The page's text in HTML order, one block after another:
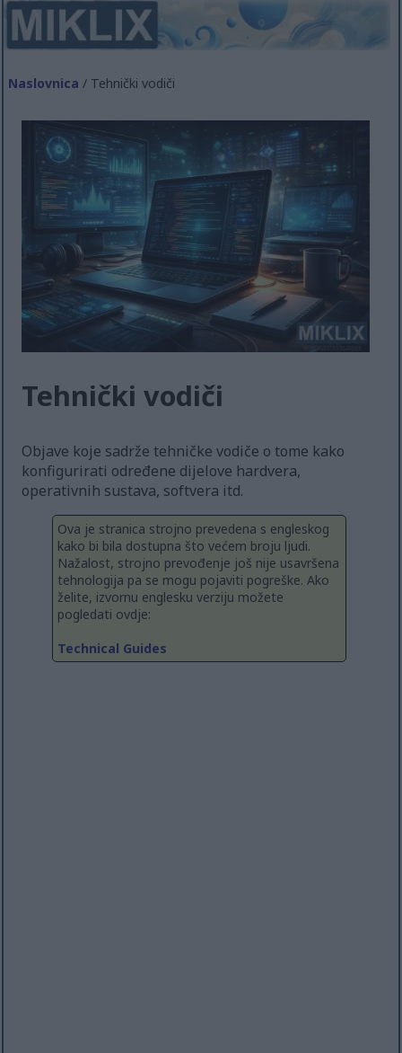
Naslovnica / Tehnički vodiči
Tehnički vodiči
Objave koje sadrže tehničke vodiče o tome kako
konfigurirati određene dijelove hardvera,
operativnih sustava, softvera itd.
Ova je stranica strojno prevedena s engleskog
kako bi bila dostupna što većem broju ljudi.
Nažalost, strojno prevođenje još nije usavršena
tehnologija pa se mogu pojaviti pogreške. Ako
želite, izvornu englesku verziju možete
pogledati ovdje:
Technical Guides